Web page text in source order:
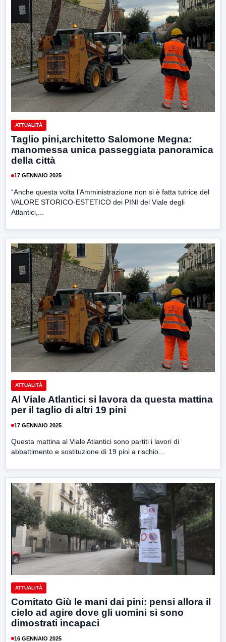
ATTUALITÀ
Taglio pini,architetto Salomone Megna:
manomessa unica passeggiata panoramica
della città
17 GENNAIO 2025
“Anche questa volta l’Amministrazione non si è fatta tutrice del
VALORE STORICO-ESTETICO dei PINI del Viale degli
Atlantici,...
ATTUALITÀ
Al Viale Atlantici si lavora da questa mattina
per il taglio di altri 19 pini
17 GENNAIO 2025
Questa mattina al Viale Atlantici sono partiti i lavori di
abbattimento e sostituzione di 19 pini a rischio...
ATTUALITÀ
Comitato Giù le mani dai pini: pensi allora il
cielo ad agire dove gli uomini si sono
dimostrati incapaci
16 GENNAIO 2025